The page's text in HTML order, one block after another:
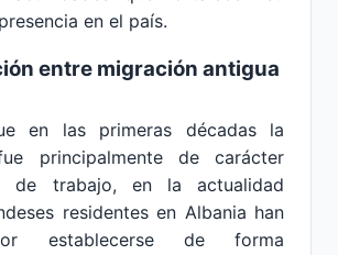
en el país.
entre migración antigua
en las primeras décadas la
principalmente de carácter
de trabajo, en la actualidad
residentes en Albania han
establecerse de forma